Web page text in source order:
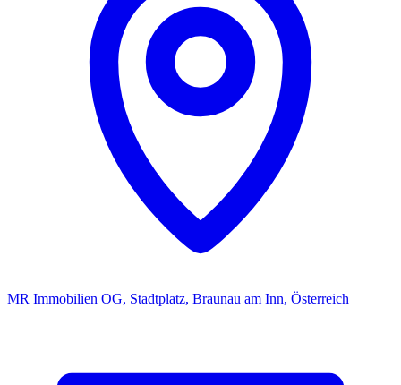
MR Immobilien OG, Stadtplatz, Braunau am Inn, Österreich